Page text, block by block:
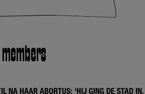
NA HAAR ABORTUS: ‘HIJ GING DE STAD IN,